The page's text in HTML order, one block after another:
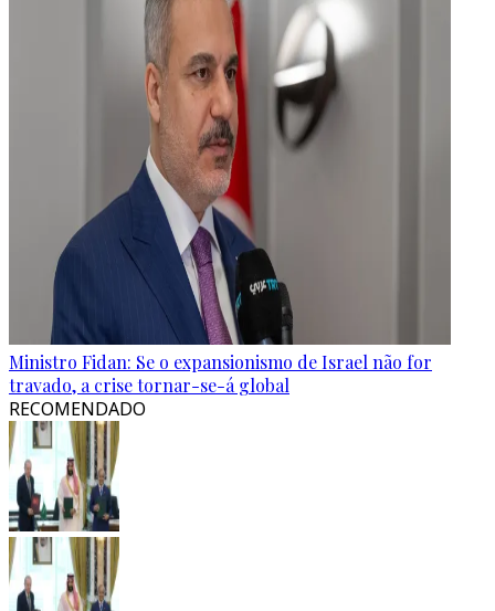
Ministro Fidan: Se o expansionismo de Israel não for
travado, a crise tornar-se-á global
RECOMENDADO